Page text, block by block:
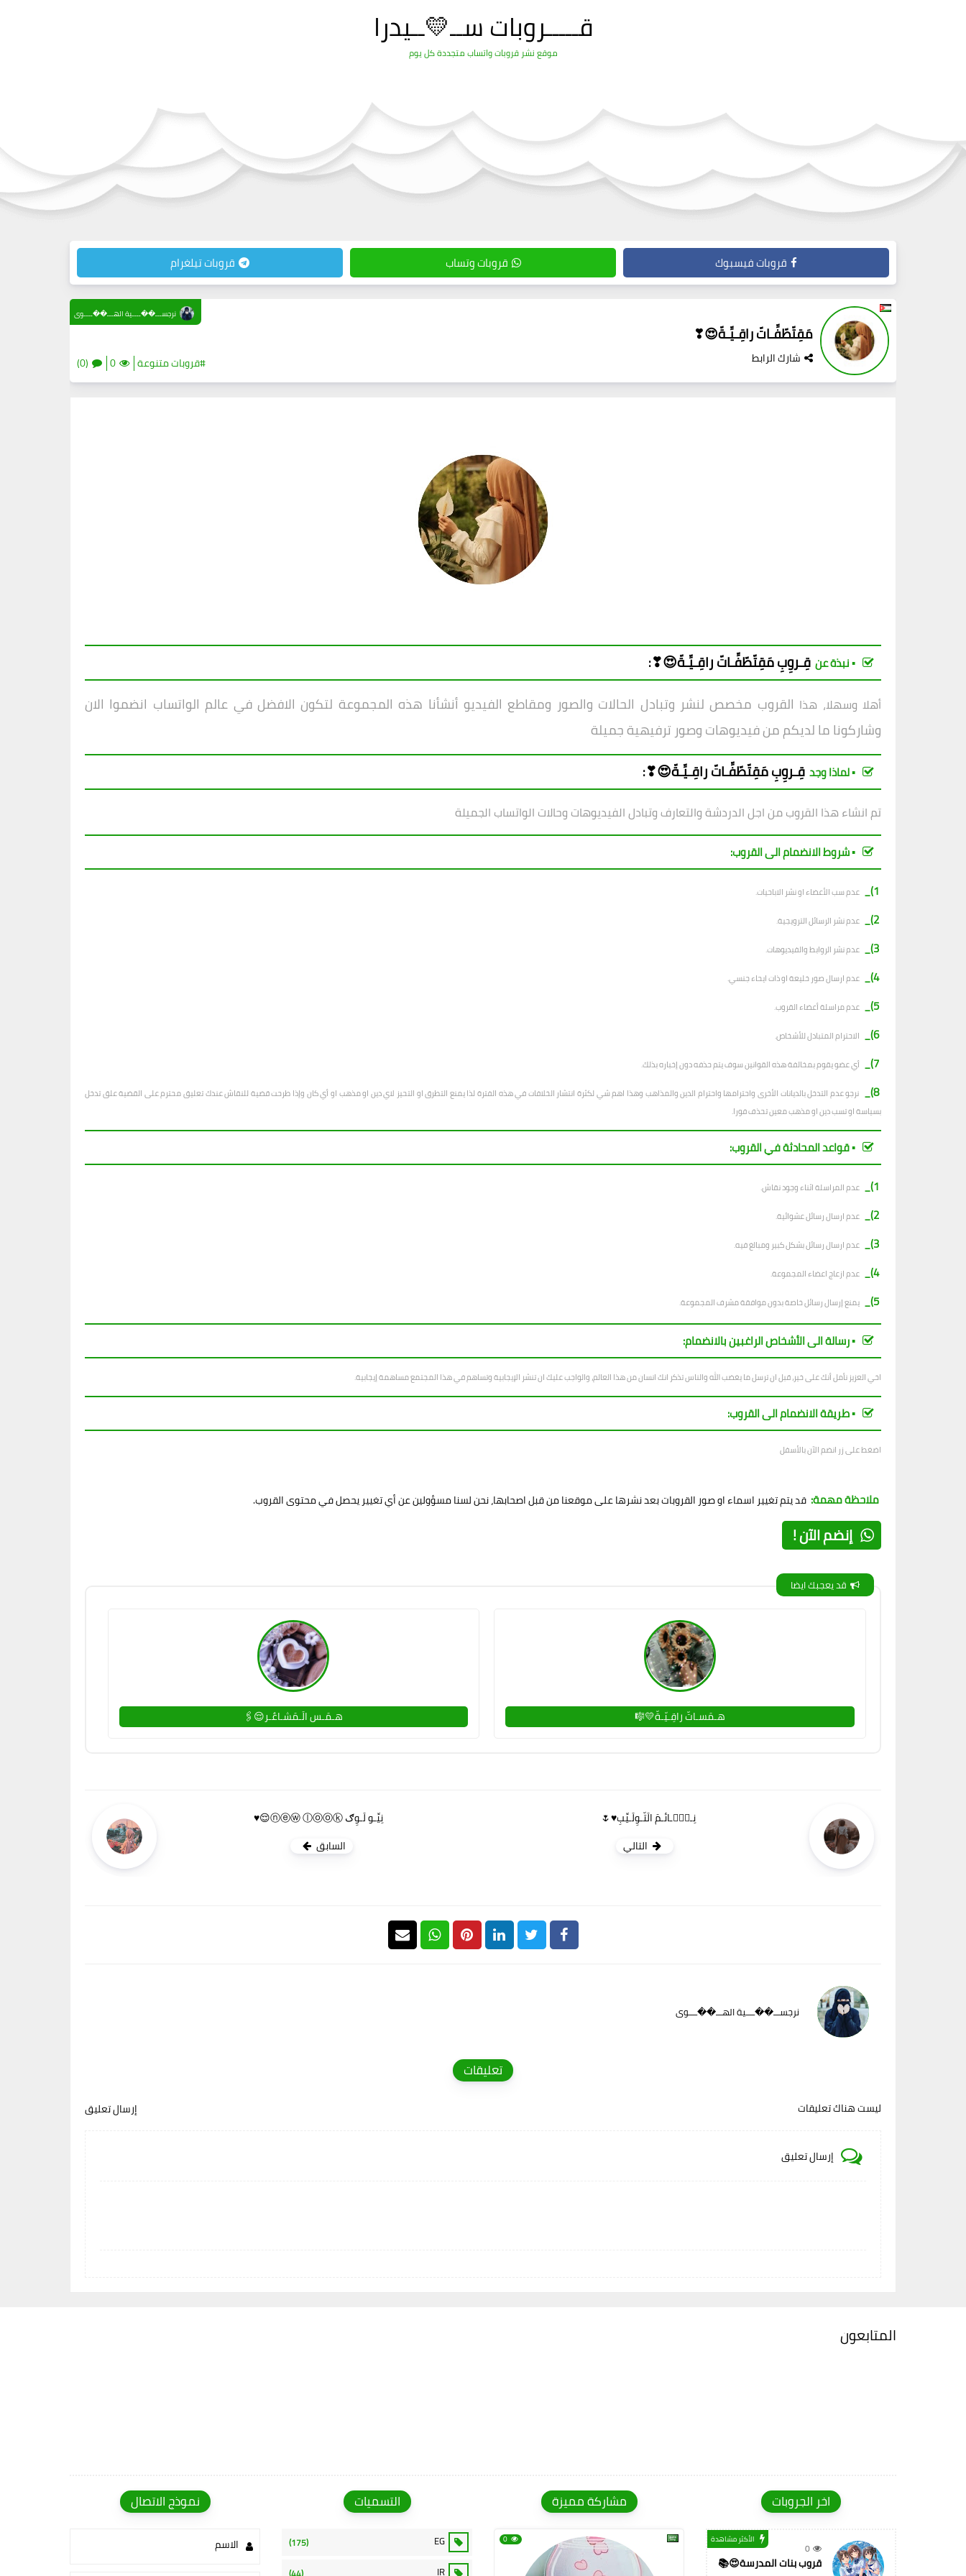
قـــــروبات ســ💛ــيدرا
موقع نشر قروبات واتساب متجددة كل يوم
قروبات فيسبوك قروبات وتساب قروبات تيلغرام
مَقِتّطّفِّـاتّ راقِـيِّـةّ😍❣
شارك الرابط #قروبات متنوعة 0
(0)
نرجســـ��ــــية الهـــ��ــــوى
▪︎ نبذة عن قِـروِبِمَقِتّطّفِّـاتّ راقِـيِّـةّ😍❣:
أهلا وسهلا، هذا القروب مخصص لنشر وتبادل الحالات والصور ومقاطع الفيديو أنشأنا هذه المجموعة لتكون الافضل في عالم الواتساب انضموا الان
وشاركونا ما لديكم من فيديوهات وصور ترفيهية جميلة
▪︎ لماذا وجد قِـروِبِمَقِتّطّفِّـاتّ راقِـيِّـةّ😍❣:
تم انشاء هذا القروب من اجل الدردشة والتعارف وتبادل الفيديوهات وحالات الواتساب الجميلة
▪︎ شروط الانضمام الى القروب:
1)_
عدم سب الأعضاء او نشر الاباحيات.
2)_ عدم نشر الرسائل الترويجية.
3)_ عدم نشر الروابط والفيديوهات.
4)_ عدم ارسال صور خليعة او ذات ايحاء جنسي.
5)_ عدم مراسلة أعضاء القروب.
6)_ الاحترام المتبادل للأشخاص.
7)_ أي عضو يقوم بمخالفة هذه القوانين سوف يتم حذفه دون إخباره بذلك.
8)_
نرجو عدم التدخل بالديانات الأخرى واحترامها واحترام الدين والمذاهب وهذا اهم شي لكثرة انتشار الخلافات في هذه الفترة لذا يمنع التطرق او التحيز لاي دين او مذهب او أي كان وإذا طرحت قضية للنقاش عندك تعليق محترم على القضية علق تدخل
بسياسة او تسب دين او مذهب معين تحذف فورا.
▪︎ قواعد المحادثة في القروب:
1)_
عدم المراسلة اثناء وجود نقاش.
2)_ عدم ارسال رسائل عشوائية.
3)_ عدم ارسال رسائل بشكل كبير ومبالغ فيه.
4)_ عدم ازعاج اعضاء المجموعة.
5)_ يمنع إرسال رسائل خاصة بدون موافقة مشرف المجموعة.
▪︎ رسالة الى الأشخاص الراغبين بالانضمام:
اخي العزيز نأمل أنك على خير، قبل ان ترسل ما يغضب الله والناس تذكر انك انسان من هذا العالم، والواجب عليك ان تنشر الإيجابية وتساهم في هذا المجتمع مساهمة إيجابية.
▪︎ طريقة الانضمام الى القروب:
اضغط على زر انضم الآن بالأسفل
ملاحظة مهمة: قد يتم تغيير اسماء او صور القروبات بعد نشرها على موقعنا من قبل اصحابها، نحن لسنا مسؤولين عن أي تغيير يحصل في محتوى القروب.
إنضم الآن !
قد يعجبك ايضا
هـمَسـاتّ راقِـيّـةّ💛🎼 هـمَـس الَـمَشـاعٌـر😌🖇
نِـسۣۗـائـمَ الَتّـوِلَـيِّبِ♥️🌷
التالي
نِيِّـو لَـوِګ ⓝⓔⓦ ⓛⓞⓞⓚ😌♥️
السابق
نرجســـ��ــــية الهـــ��ــــوى
تعليقات
ليست هناك تعليقات إرسال تعليق
إرسال تعليق
المتابعون
اخر الجروبات
0
الأكثر مشاهدة
قروب بنات المدرسة😍📚
مشاركة مميزة
0
التسميات
EG
(175)
IR
نموذج الاتصال
الاسم